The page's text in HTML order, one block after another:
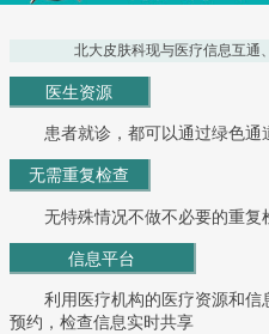
北大皮肤科现与医疗信息互通
医生资源
患者就诊，都可以通过绿色通
无需重复检查
无特殊情况不做不必要的重
信息平台
利用医疗机构的医疗资源和
预约，检查信息实时共享